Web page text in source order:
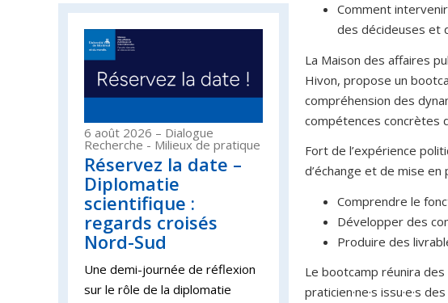
Comment
des décideuses et
La Maison des affaires
Hivon, propose un
compréhension des
compétences concrètes
Fort de l’expérience
d’échange et de mise
Comprendre le
Développer des
Produire des
Le bootcamp réunira
praticien·ne·s issu·e·s
6 août 2026 – Dialogue
Recherche - Milieux de pratique
Réservez la date –
Diplomatie
scientifique :
regards croisés
Nord-Sud
Une demi-journée de réflexion
sur le rôle de la diplomatie